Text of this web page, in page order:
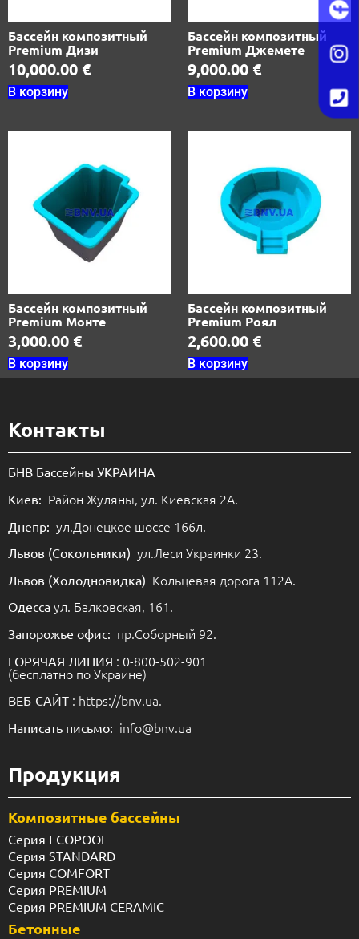
Бассейн композитный
Premium Дизи
10,000.00 €
В корзину
Бассейн композитный
Premium Джемете
9,000.00 €
В корзину
Бассейн композитный
Premium Монте
3,000.00 €
В корзину
Бассейн композитный
Premium Роял
2,600.00 €
В корзину
Контакты
БНВ Бассейны УКРАИНА
Киев: Район Жуляны, ул. Киевская 2А.
Днепр: ул.Донецкое шоссе 166л.
Львов (Сокольники) ул.Леси Украинки 23.
Львов (Холодновидка) Кольцевая дорога 112А.
Одесса ул. Балковская, 161.
Запорожье офис: пр.Соборный 92.
ГОРЯЧАЯ ЛИНИЯ : 0-800-502-901
(бесплатно по Украине)
ВЕБ-САЙТ : https://bnv.ua.
Написать письмо: info@bnv.ua
Продукция
Композитные бассейны
Серия ECOPOOL
Серия STANDARD
Серия COMFORT
Серия PREMIUM
Серия PREMIUM CERAMIC
Бетонные